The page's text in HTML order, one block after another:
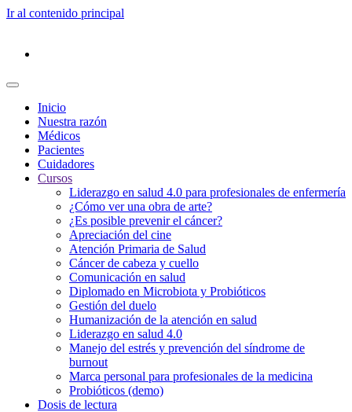
Ir al contenido principal
Inicio
Nuestra razón
Médicos
Pacientes
Cuidadores
Cursos
Liderazgo en salud 4.0 para profesionales de enfermería
¿Cómo ver una obra de arte?
¿Es posible prevenir el cáncer?
Apreciación del cine
Atención Primaria de Salud
Cáncer de cabeza y cuello
Comunicación en salud
Diplomado en Microbiota y Probióticos
Gestión del duelo
Humanización de la atención en salud
Liderazgo en salud 4.0
Manejo del estrés y prevención del síndrome de
burnout
Marca personal para profesionales de la medicina
Probióticos (demo)
Dosis de lectura